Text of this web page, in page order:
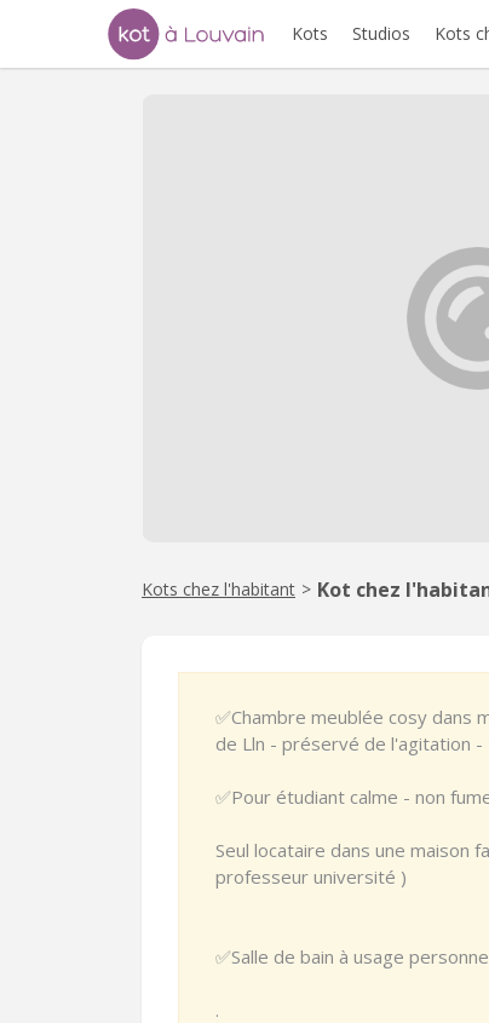
Kots Studios Kots
Kots chez l'habitant > Kot chez
✅Chambre meublée cosy dans
de Lln - préservé de l'agitation
✅Pour étudiant calme - non
Seul locataire dans une maison
professeur université )
✅Salle de bain à usage
.